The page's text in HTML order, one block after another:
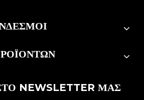
NEWSLETTER ΜΑΣ